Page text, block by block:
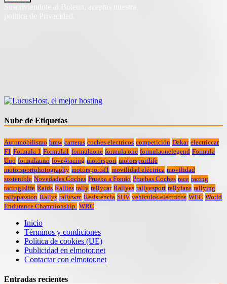
Nube de Etiquetas
Automobilismo bmw carreras coches electricos competición Dakar electriccar
F1 Formula 1 Formula1 formulaone formula one formulaonelegend Formula
Uno formulauno love4racing motorsport motorsportlife
motorsportphotography motorsportsf1 movilidad eléctrica movilidad
sostenible Novedades Coches Prueba a Fondo Pruebas Coches race racing
racingislife Raids Rallies rally rallycar Rallyes rallyesport rallyfans rallying
rallypassion Rallys rallywrc Resistencia SUV vehiculos electricos WEC World
Endurance Championship. WRC
Inicio
Términos y condiciones
Política de cookies (UE)
Publicidad en elmotor.net
Contactar con elmotor.net
Entradas recientes